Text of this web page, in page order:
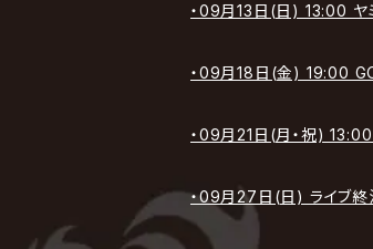
・09月13日(日) 13:00 ヤ
・09月18日(金) 19:00
・09月21日(月・祝)
・09月27日(日) ライブ